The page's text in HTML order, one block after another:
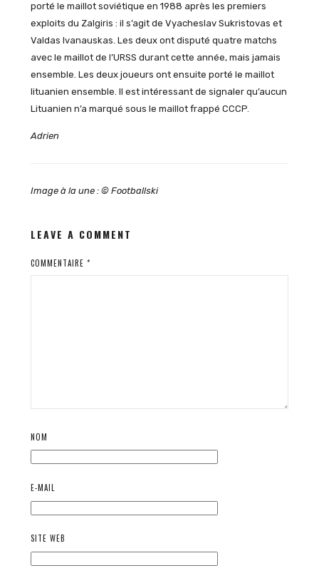
porté le maillot soviétique en 1988 après les premiers
exploits du Zalgiris : il s’agit de Vyacheslav Sukristovas et
Valdas Ivanauskas. Les deux ont disputé quatre matchs
avec le maillot de l’URSS durant cette année, mais jamais
ensemble. Les deux joueurs ont ensuite porté le maillot
lituanien ensemble. Il est intéressant de signaler qu’aucun
Lituanien n’a marqué sous le maillot frappé CCCP.
Adrien
Image à la une : © Footballski
LEAVE A COMMENT
COMMENTAIRE *
NOM
E-MAIL
SITE WEB